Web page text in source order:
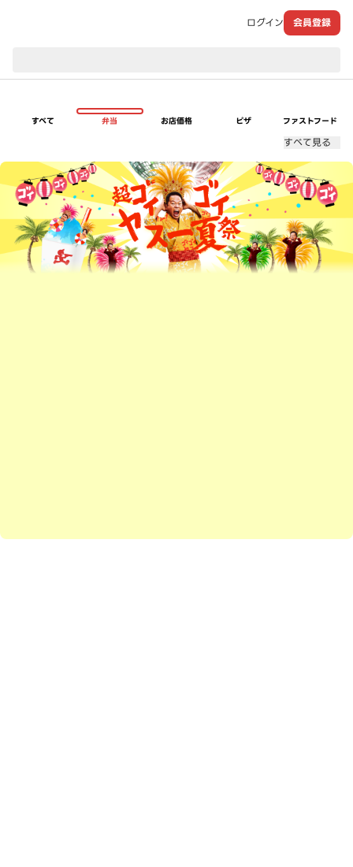
ログイン 会員登録
すべて 弁当 お店価格 ピザ ファストフード
すべて見る
超ゴイゴイヤスー夏祭